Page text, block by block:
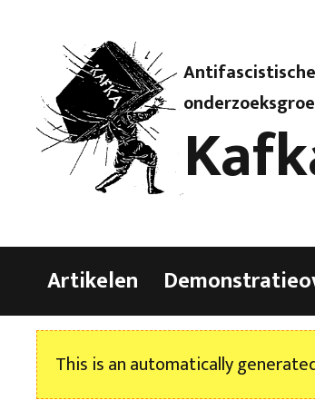
Antifascistische
Artikelen
This is an automatically